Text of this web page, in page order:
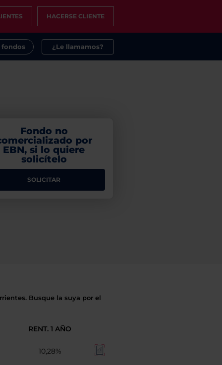
HACERSE CLIENTE
fondos ¿Le llamamos?
Fondo no
por
EBN, si lo quiere
solicítelo
SOLICITAR
Busque la suya por el
RENT. 1 AÑO
10,28%